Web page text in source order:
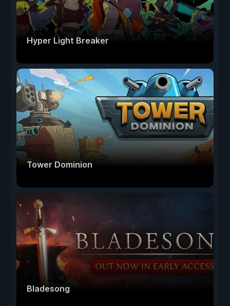
Hyper Light Breaker
Tower Dominion
Bladesong